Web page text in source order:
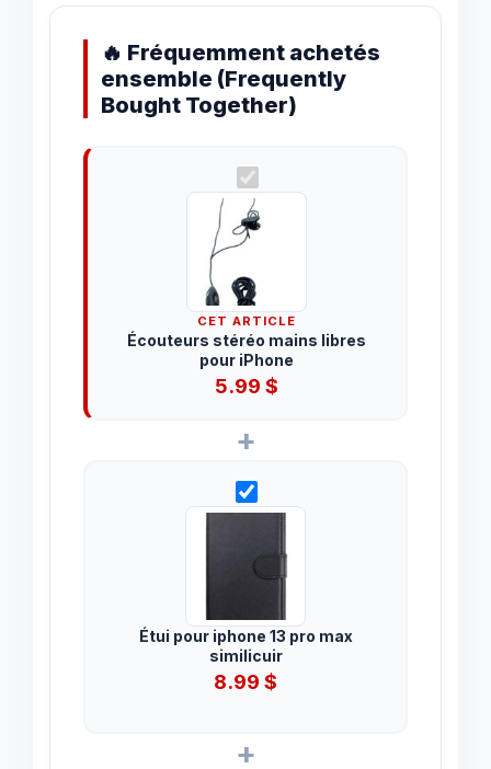
🔥 Fréquemment achetés
ensemble (Frequently
Bought Together)
CET ARTICLE
Écouteurs stéréo mains libres
pour iPhone
5.99$
+
Étui pour iphone 13 pro max
similicuir
8.99 $
+